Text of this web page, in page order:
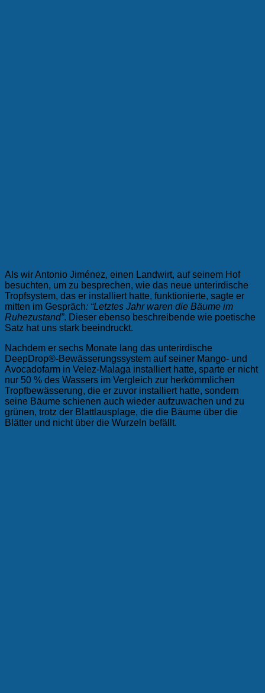
Als wir Antonio Jiménez, einen Landwirt, auf seinem Hof
besuchten, um zu besprechen, wie das neue unterirdische
Tropfsystem, das er installiert hatte, funktionierte, sagte er
mitten im Gespräch: “Letztes Jahr waren die Bäume im
Ruhezustand”. Dieser ebenso beschreibende wie poetische
Satz hat uns stark beeindruckt.
Nachdem er sechs Monate lang das unterirdische
DeepDrop®-Bewässerungssystem auf seiner Mango- und
Avocadofarm in Velez-Malaga installiert hatte, sparte er nicht
nur 50 % des Wassers im Vergleich zur herkömmlichen
Tropfbewässerung, die er zuvor installiert hatte, sondern
seine Bäume schienen auch wieder aufzuwachen und zu
grünen, trotz der Blattlausplage, die die Bäume über die
Blätter und nicht über die Wurzeln befällt.